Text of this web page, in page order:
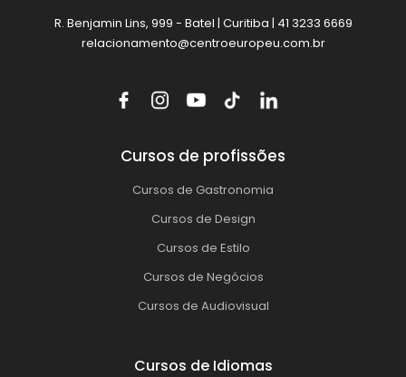
R. Benjamin Lins, 999 - Batel | Curitiba | 41 3233 6669
relacionamento@centroeuropeu.com.br
Cursos de profissões
Cursos de Gastronomia
Cursos de Design
Cursos de Estilo
Cursos de Negócios
Cursos de Audiovisual
Cursos de Idiomas